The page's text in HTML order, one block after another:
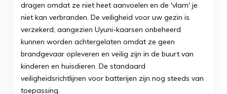
dragen omdat ze niet heet aanvoelen en de 'vlam' je
niet kan verbranden. De veiligheid voor uw gezin is
verzekerd, aangezien Uyuni-kaarsen onbeheerd
kunnen worden achtergelaten omdat ze geen
brandgevaar opleveren en veilig zijn in de buurt van
kinderen en huisdieren. De standaard
veiligheidsrichtlijnen voor batterijen zijn nog steeds van
toepassing.